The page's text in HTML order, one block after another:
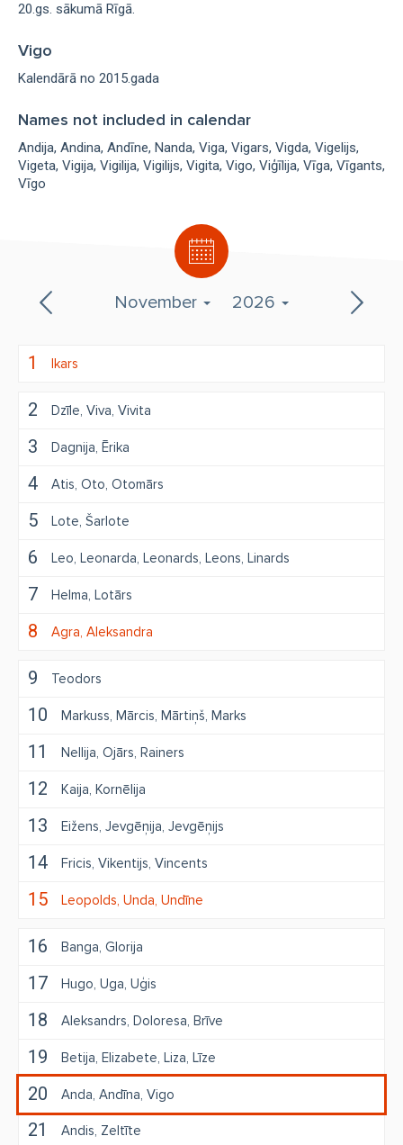
November 2026
1 Ikars
2 Dzīle Viva Vivita
3 Dagnija Ērika
4 Atis Oto Otomārs
5 Lote Šarlote
6 Leo Leonarda Leonards Leons Linards
7 Helma Lotārs
8 Agra Aleksandra
9 Teodors
10 Markuss Mārcis Mārtiņš Marks
11 Nellija Ojārs Rainers
12 Kaija Kornēlija
13 Eižens Jevgēņija Jevgēņijs
14 Fricis Vikentijs Vincents
15 Leopolds Unda Undīne
16 Banga Glorija
17 Hugo Uga Uģis
18 Aleksandrs Doloresa Brīve
19 Betija Elizabete Liza Līze
20 Anda Andīna Vigo
21 Andis Zeltīte
20.gs. sākumā Rīgā.
Vigo
Kalendārā no 2015.gada
Names not included in calendar
Andija Andina Andīne Nanda Viga Vigars Vigda Vigelijs
Vigeta Vigija Vigilija Vigilijs Vigita Vigo Viģīlija Vīga Vīgants
Vīgo